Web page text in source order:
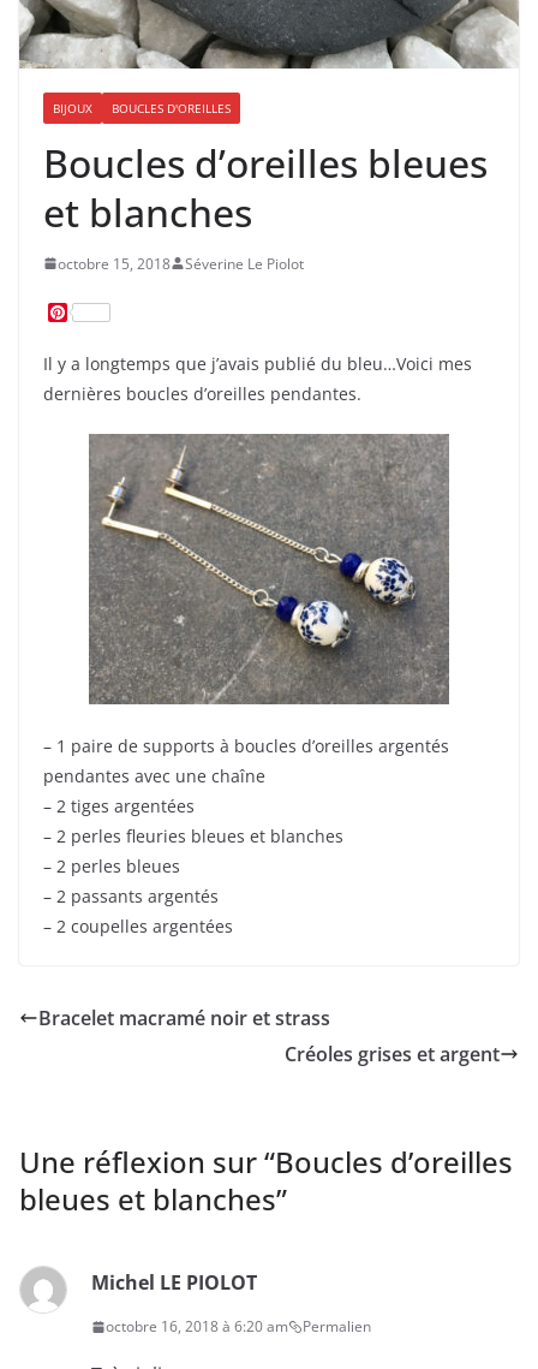
BIJOUX BOUCLES D'OREILLES
Boucles d’oreilles bleues
et blanches
octobre 15, 2018 Séverine Le Piolot
P
t
e
r
Il y a longtemps que j’avais publié du bleu…Voici mes
dernières boucles d’oreilles pendantes.
– 1 paire de supports à boucles d’oreilles argentés
pendantes avec une chaîne
– 2 tiges argentées
– 2 perles fleuries bleues et blanches
– 2 perles bleues
– 2 passants argentés
– 2 coupelles argentées
Bracelet macramé noir et strass
Créoles grises et argent
Une réflexion sur “Boucles d’oreilles
bleues et blanches”
Michel LE PIOLOT
octobre 16, 2018 à 6:20 am Permalien